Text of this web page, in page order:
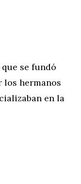
se fundó
los hermanos
en la